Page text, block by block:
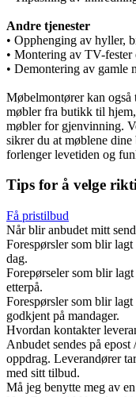
Andre tjenester
• Opphenging av hyller,
• Montering av TV-fester
• Demontering av gamle
Møbelmontører kan også
møbler fra butikk til
møbler for gjenvinning.
sikrer du at møblene
forlenger levetiden og
Tips for å velge
Få pristilbud
Når blir anbudet mitt
Forespørsler som blir
dag.
Forepørseler som blir
etterpå.
Forespørsler som blir
godkjent på mandager.
Hvordan kontakter
Anbudet sendes på
oppdrag. Leverandører
med sitt tilbud.
Må jeg benytte meg av